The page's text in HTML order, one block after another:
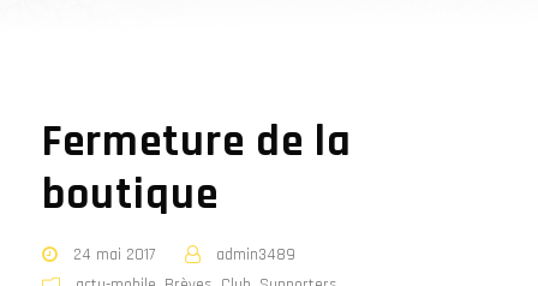
Fermeture de la
boutique
24 mai 2017
admin3489